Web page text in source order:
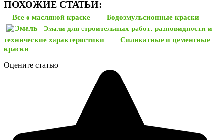
ПОХОЖИЕ СТАТЬИ:
Все о масляной краске
Водоэмульсионные краски
Эмали для строительных работ: разновидности и
технические характеристики
Силикатные и цементные
краски
Оцените статью